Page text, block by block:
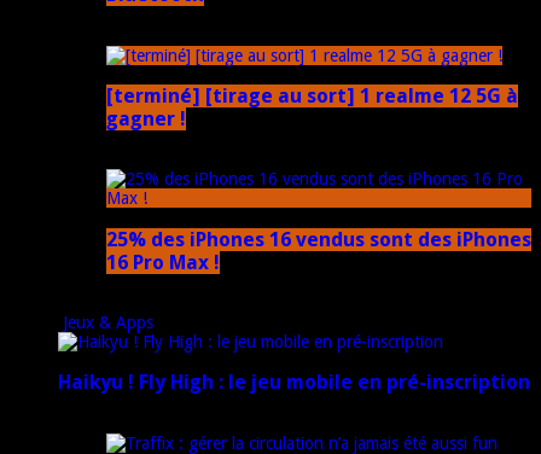
[terminé] [tirage au sort] 1 realme 12 5G à
gagner !
25% des iPhones 16 vendus sont des iPhones
16 Pro Max !
Jeux & Apps
Haikyu ! Fly High : le jeu mobile en pré-inscription